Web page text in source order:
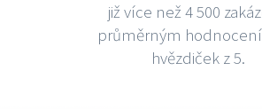
již více než 4 500
průměrným
hvězdiček z 5.